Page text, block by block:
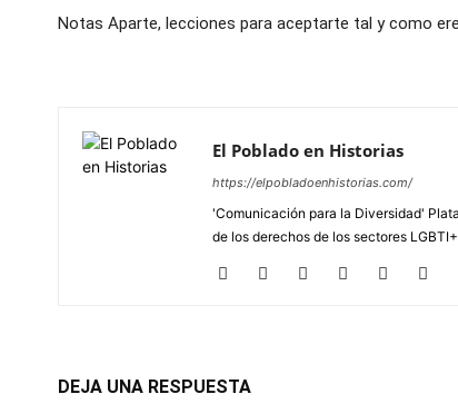
Notas Aparte, lecciones para aceptarte tal y como
El Poblado en Historias
https://elpobladoenhistorias.com/
'Comunicación para la Diversidad'
de los derechos de los sectores
DEJA UNA RESPUESTA